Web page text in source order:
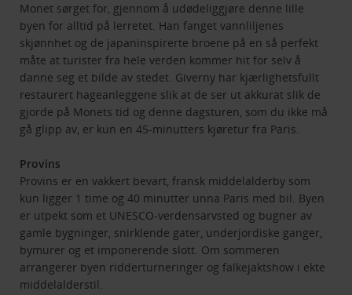
Monet sørget for, gjennom å udødeliggjøre denne lille
byen for alltid på lerretet. Han fanget vannliljenes
skjønnhet og de japaninspirerte broene på en så perfekt
måte at turister fra hele verden kommer hit for selv å
danne seg et bilde av stedet. Giverny har kjærlighetsfullt
restaurert hageanleggene slik at de ser ut akkurat slik de
gjorde på Monets tid og denne dagsturen, som du ikke må
gå glipp av, er kun en 45-minutters kjøretur fra Paris.
Provins
Provins er en vakkert bevart, fransk middelalderby som
kun ligger 1 time og 40 minutter unna Paris med bil. Byen
er utpekt som et UNESCO-verdensarvsted og bugner av
gamle bygninger, snirklende gater, underjordiske ganger,
bymurer og et imponerende slott. Om sommeren
arrangerer byen ridderturneringer og falkejaktshow i ekte
middelalderstil.